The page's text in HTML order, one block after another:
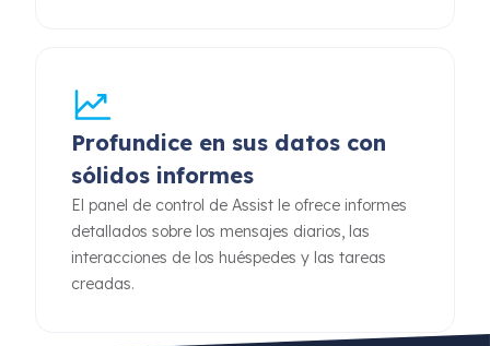
Profundice en sus datos con
sólidos informes
El panel de control de Assist le ofrece informes
detallados sobre los mensajes diarios, las
interacciones de los huéspedes y las tareas
creadas.